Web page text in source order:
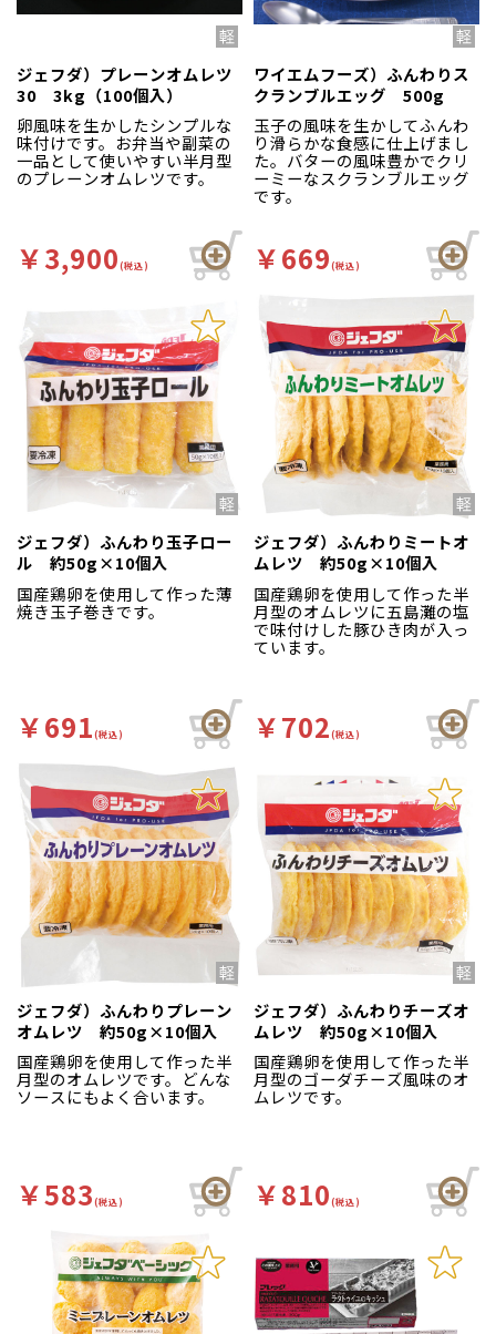
ジェフダ）プレーンオムレツ
30 3kg（100個入）
卵風味を生かしたシンプルな
味付けです。お弁当や副菜の
一品として使いやすい半月型
のプレーンオムレツです。
￥3,900(税込)
ワイエムフーズ）ふんわりス
クランブルエッグ 500g
玉子の風味を生かしてふんわ
り滑らかな食感に仕上げまし
た。バターの風味豊かでクリ
ーミーなスクランブルエッグ
です。
￥669(税込)
ジェフダ）ふんわり玉子ロー
ル 約50g×10個入
国産鶏卵を使用して作った薄
焼き玉子巻きです。
￥691(税込)
ジェフダ）ふんわりミートオ
ムレツ 約50g×10個入
国産鶏卵を使用して作った半
月型のオムレツに五島灘の塩
で味付けした豚ひき肉が入っ
ています。
￥702(税込)
ジェフダ）ふんわりプレーン
オムレツ 約50g×10個入
国産鶏卵を使用して作った半
月型のオムレツです。どんな
ソースにもよく合います。
￥583(税込)
ジェフダ）ふんわりチーズオ
ムレツ 約50g×10個入
国産鶏卵を使用して作った半
月型のゴーダチーズ風味のオ
ムレツです。
￥810(税込)